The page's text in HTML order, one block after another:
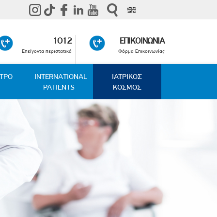
1012
Επείγοντα περιστατικά
ΕΠΙΚΟΙΝΩΝΙΑ
Φόρμα Επικοινωνίας
INTERNATIONAL
PATIENTS
ΙΑΤΡΙΚΟΣ
ΚΟΣΜΟΣ